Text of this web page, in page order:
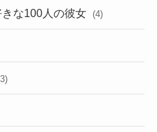
な100人の彼女 (4)